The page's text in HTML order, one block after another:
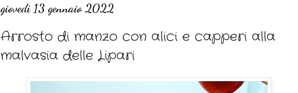
giovedì 13 gennaio 2022
Arrosto di manzo con alici e capperi alla
malvasia delle Lipari